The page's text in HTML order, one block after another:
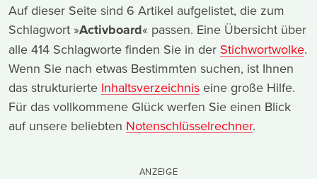
Auf dieser Seite sind 6 Artikel aufgelistet, die zum
Schlagwort »Activboard« passen. Eine Übersicht über
alle 414 Schlagworte finden Sie in der Stichwortwolke.
Wenn Sie nach etwas Bestimmten suchen, ist Ihnen
das strukturierte Inhaltsverzeichnis eine große Hilfe.
Für das vollkommene Glück werfen Sie einen Blick
auf unsere beliebten Notenschlüsselrechner.
ANZEIGE